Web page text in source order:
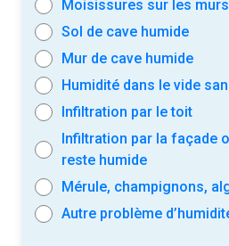
Moisissures sur les murs
Sol de cave humide
Mur de cave humide
Humidité dans le vide
Infiltration par le toit
Infiltration par la façade
reste humide
Mérule, champignons,
Autre problème